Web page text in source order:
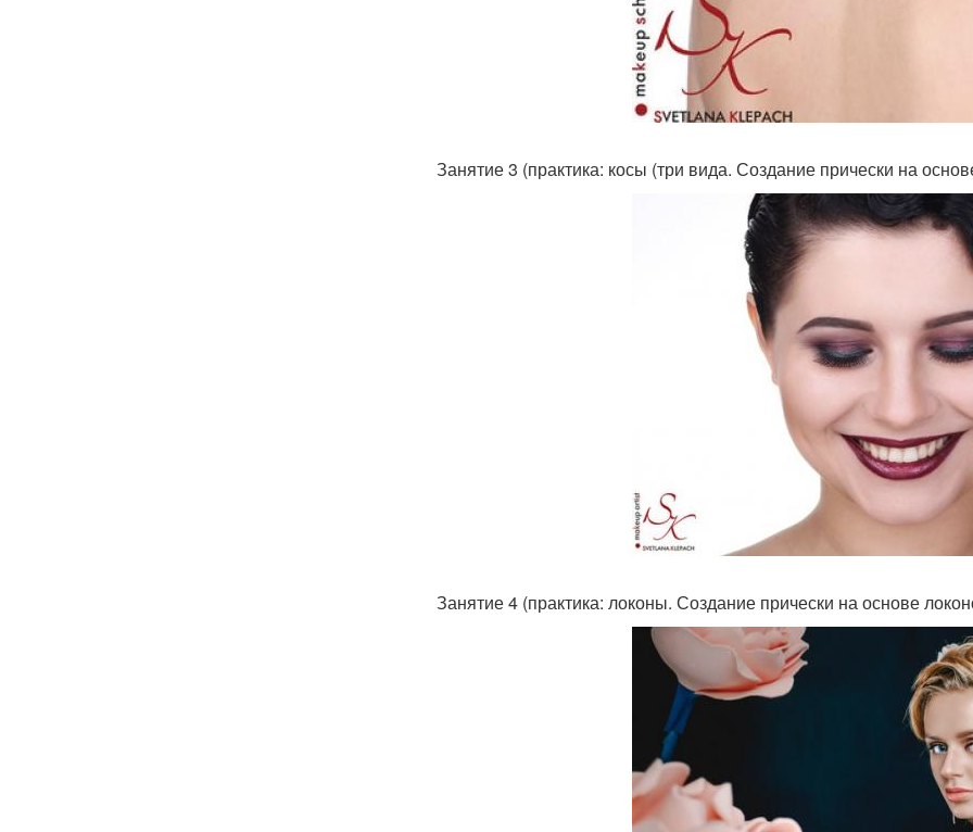
Занятие 3 (практика: косы (три вида. Создание прически на
Занятие 4 (практика: локоны. Создание прически на основе